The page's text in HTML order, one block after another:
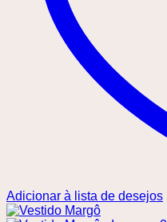
Adicionar à lista de desejos